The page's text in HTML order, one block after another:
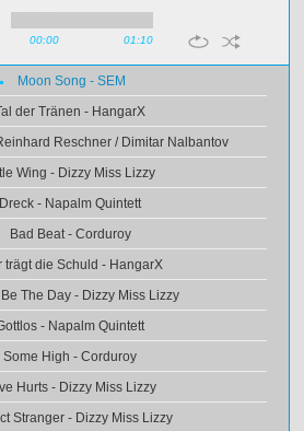
00:00 01:10
Moon Song - SEM
der Tränen - HangarX
Reschner / Dimitar Nalbantov
Wing - Dizzy Miss Lizzy
Dreck - Napalm Quintett
Bad Beat - Corduroy
trägt die Schuld - HangarX
Be The Day - Dizzy Miss Lizzy
- Napalm Quintett
Some High - Corduroy
Hurts - Dizzy Miss Lizzy
Stranger - Dizzy Miss Lizzy